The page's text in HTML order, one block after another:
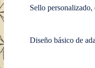
Sello personalizado,
Diseño básico de